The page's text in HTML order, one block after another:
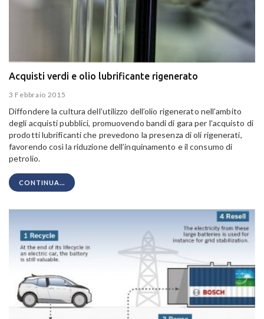
Acquisti verdi e olio lubrificante rigenerato
3 Febbraio 2015
Diffondere la cultura dell’utilizzo dell’olio rigenerato nell’ambito
degli acquisti pubblici, promuovendo bandi di gara per l’acquisto di
prodotti lubrificanti che prevedono la presenza di oli rigenerati,
favorendo così la riduzione dell’inquinamento e il consumo di
petrolio.
CONTINUA...